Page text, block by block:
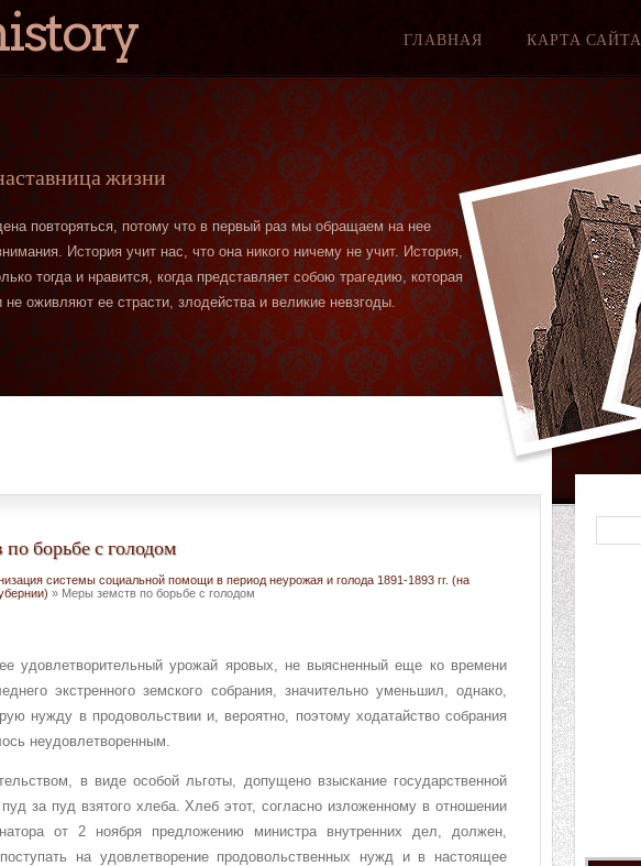
ГЛАВНАЯ КАРТА САЙТА
жизни
повторяться, потому что в первый раз мы обращаем на нее
История учит нас, что она никого ничему не учит. История,
тогда и нравится, когда представляет собою трагедию, которая
не оживляют ее страсти, злодейства и великие невзгоды.
борьбе с голодом
системы социальной помощи в период неурожая и голода 1891-1893 гг. (на
» Меры земств по борьбе с голодом
удовлетворительный урожай яровых, не выясненный еще ко времени
экстренного земского собрания, значительно уменьшил, однако,
нужду в продовольствии и, вероятно, поэтому ходатайство собрания
неудовлетворенным.
в виде особой льготы, допущено взыскание государственной
за пуд взятого хлеба. Хлеб этот, согласно изложенному в отношении
от 2 ноября предложению министра внутренних дел, должен,
на удовлетворение продовольственных нужд и в настоящее